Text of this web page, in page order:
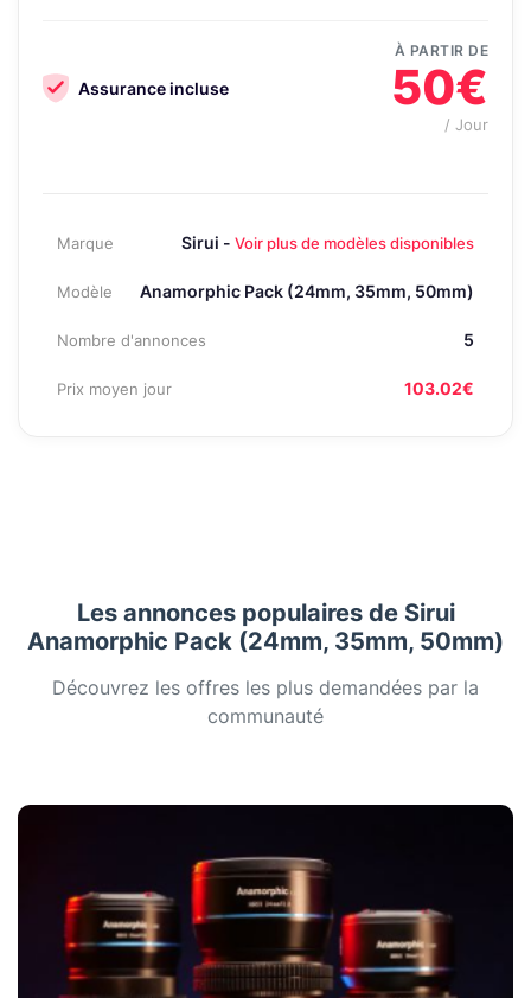
Assurance incluse
À PARTIR DE
50€
/ Jour
Marque Sirui - Voir plus de modèles disponibles
Modèle Anamorphic Pack (24mm, 35mm, 50mm)
Nombre d'annonces 5
Prix moyen jour 103.02€
Les annonces populaires de Sirui
Anamorphic Pack (24mm, 35mm, 50mm)
Découvrez les offres les plus demandées par la
communauté